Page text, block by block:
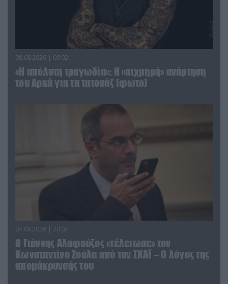
08.08.2026 | 09:02
«Η απόλυτη τραγωδία»: Η «αιχμηρή» ανάρτηση
του Αρκά για τα τατουάζ (φωτο)
07.08.2026 | 20:02
Ο Γιάννης Αλαφούζος «τέλειωσε» τον
Κωνσταντίνο Ζούλα από τον ΣΚΑΪ – Ο λόγος της
απομάκρυνσής του